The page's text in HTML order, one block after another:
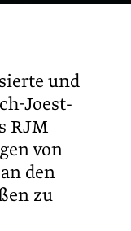
und
Joest-
RJM
von
den
zu